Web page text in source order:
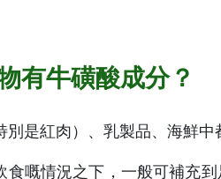
有牛磺酸成分？
別是紅肉）、乳製品、海鮮中
食嘅情況之下，一般可補充